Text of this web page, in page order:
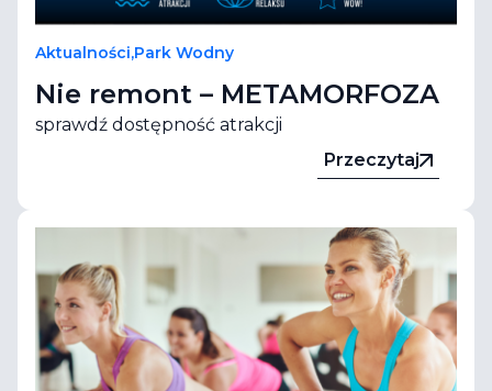
Aktualności,Park Wodny
Nie remont – METAMORFOZA
sprawdź dostępność atrakcji
Przeczytaj